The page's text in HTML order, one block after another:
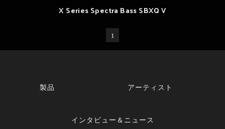
X Series Spectra Bass SBXQ V
1
製品 アーティスト
インタビュー＆ニュース